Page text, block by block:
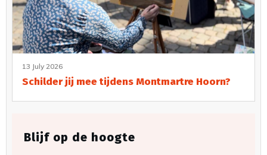
13 July 2026
Schilder jij mee tijdens Montmartre Hoorn?
Blijf op de hoogte